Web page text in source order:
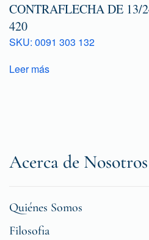
CONTRAFLECHA DE 13/
420
SKU: 0091 303 132
Leer más
Acerca de Nosotros
Quiénes Somos
Filosofia